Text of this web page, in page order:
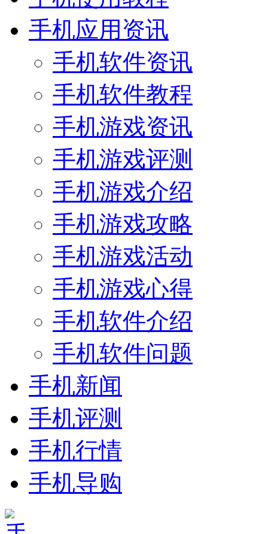
手机应用资讯
手机软件资讯
手机软件教程
手机游戏资讯
手机游戏评测
手机游戏介绍
手机游戏攻略
手机游戏活动
手机游戏心得
手机软件介绍
手机软件问题
手机新闻
手机评测
手机行情
手机导购